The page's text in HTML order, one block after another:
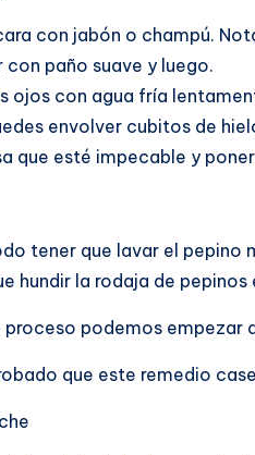
con jabón o champú.
con paño suave y luego.
ojos con agua fría
envolver cubitos de
que esté impecable y
tener que lavar el pepino
hundir la rodaja de
proceso podemos empezar
que este remedio